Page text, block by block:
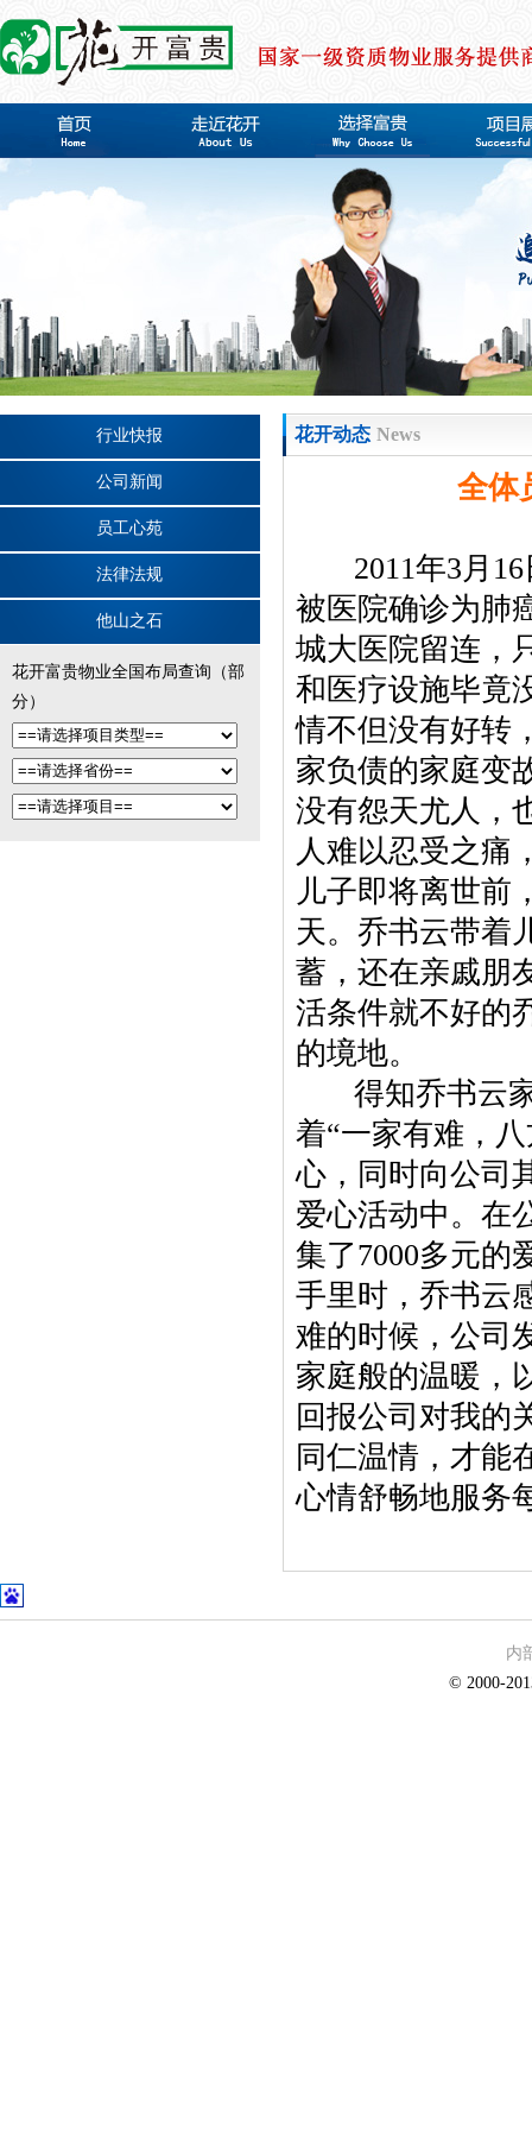
行业快报
公司新闻
员工心苑
法律法规
他山之石
花开富贵物业全国布局查询（部
分）
花开动态 News
全体
2011年3月16
被医院确诊为肺
城大医院留连，
和医疗设施毕竟
情不但没有好转
家负债的家庭变
没有怨天尤人，
人难以忍受之痛
儿子即将离世前
天。乔书云带着
蓄，还在亲戚朋
活条件就不好的
的境地。
得知乔书云家
着“一家有难，
心，同时向公司
爱心活动中。在
集了7000多元的
手里时，乔书云
难的时候，公司
家庭般的温暖，
回报公司对我的
同仁温情，才能
心情舒畅地服务
内
© 2000-